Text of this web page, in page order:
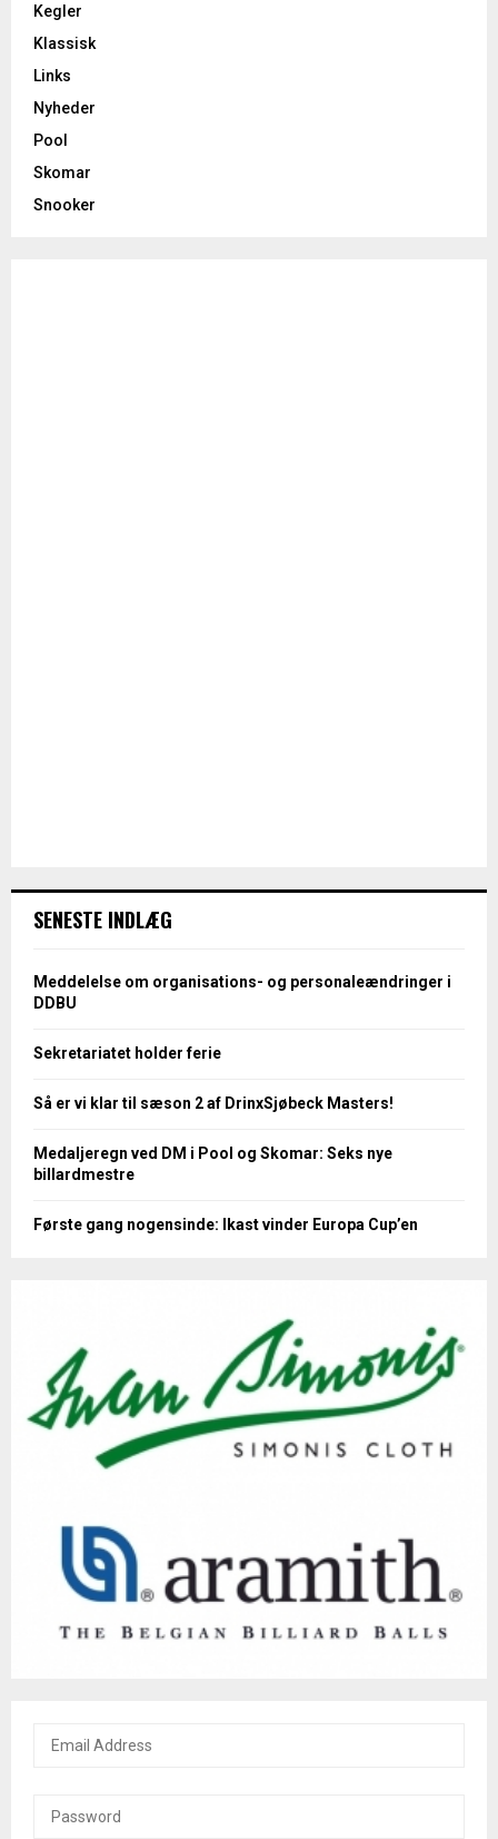
Kegler
Klassisk
Links
Nyheder
Pool
Skomar
Snooker
SENESTE INDLÆG
Meddelelse om organisations- og personaleændringer i
DDBU
Sekretariatet holder ferie
Så er vi klar til sæson 2 af DrinxSjøbeck Masters!
Medaljeregn ved DM i Pool og Skomar: Seks nye
billardmestre
Første gang nogensinde: Ikast vinder Europa Cup’en